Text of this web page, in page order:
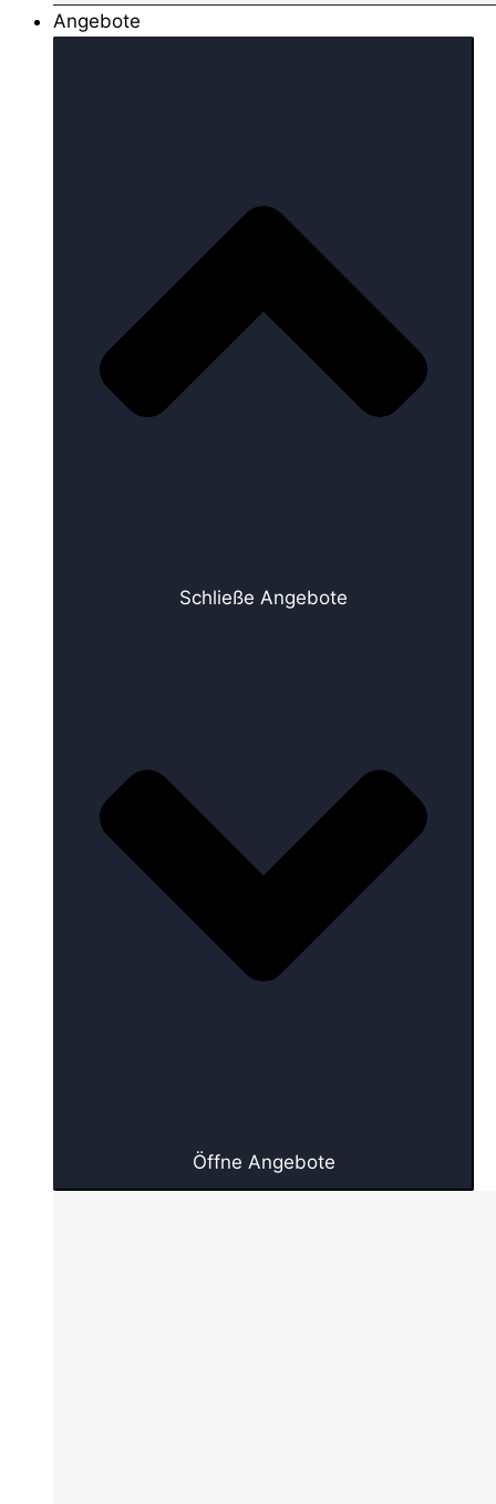
Angebote
Schließe Angebote
Öffne Angebote